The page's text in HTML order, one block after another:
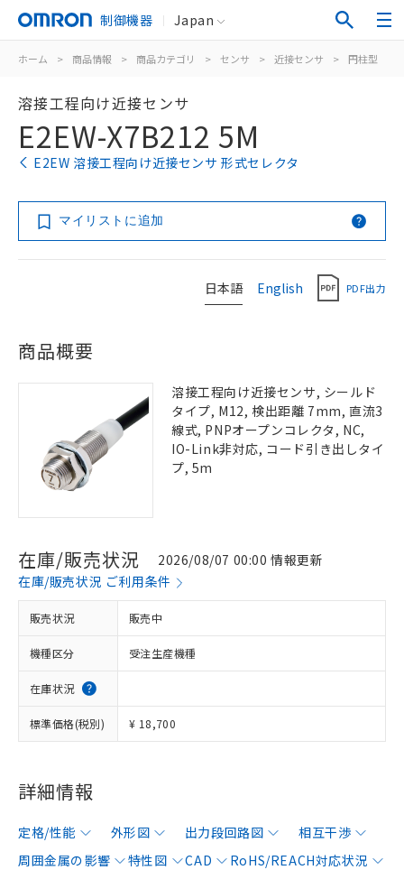
制御機器 Japan
ホーム > 商品情報 > 商品カテゴリ > センサ > 近接センサ > 円柱型
溶接工程向け近接センサ
E2EW-X7B212 5M
E2EW 溶接工程向け近接センサ 形式セレクタ
マイリストに追加
日本語 English PDF出力
商品概要
溶接工程向け近接センサ, シールド
タイプ, M12, 検出距離 7mm, 直流3
線式, PNPオープンコレクタ, NC,
IO-Link非対応, コード引き出しタイ
プ, 5m
在庫/販売状況
2026/08/07 00:00 情報更新
在庫/販売状況 ご利用条件
販売状況 販売中
機種区分 受注生産機種
在庫状況
標準価格(税別) ¥ 18,700
詳細情報
定格/性能 外形図 出力段回路図
相互干渉
周囲金属の影響
特性図 CAD
RoHS/REACH対応状況